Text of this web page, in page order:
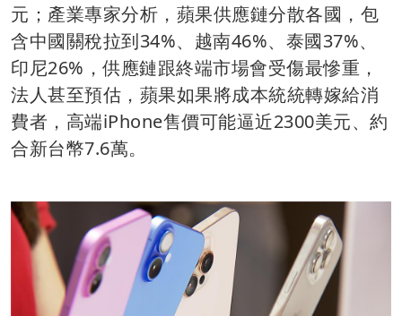
元；產業專家分析，蘋果供應鏈分散各國，包
含中國關稅拉到34%、越南46%、泰國37%、
印尼26%，供應鏈跟終端市場會受傷最慘重，
法人甚至預估，蘋果如果將成本統統轉嫁給消
費者，高端iPhone售價可能逼近2300美元、約
合新台幣7.6萬。